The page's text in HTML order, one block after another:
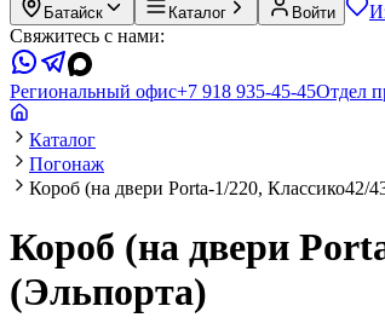
Батайск Каталог Войти
Свяжитесь с нами:
Региональный офис+7 918 935-45-45Отдел
Каталог
Погонаж
Короб (на двери Porta-1/220,
Короб (на двери
(Эльпорта)